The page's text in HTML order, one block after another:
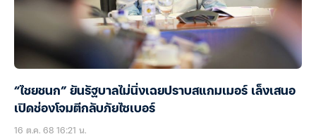
“ไชยชนก” ยันรัฐบาลไม่นิ่งเฉยปราบสแกมเมอร์ เล็งเสนอ
เปิดช่องโจมตีกลับภัยไซเบอร์
16 ต.ค. 68 16:21 น.